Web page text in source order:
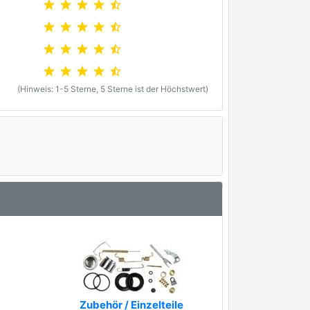
star star star star star_half
star star star star star_half
star star star star star_half
star star star star star_half
(Hinweis: 1-5 Sterne, 5 Sterne ist der Höchstwert)
Zubehör / Einzelteile